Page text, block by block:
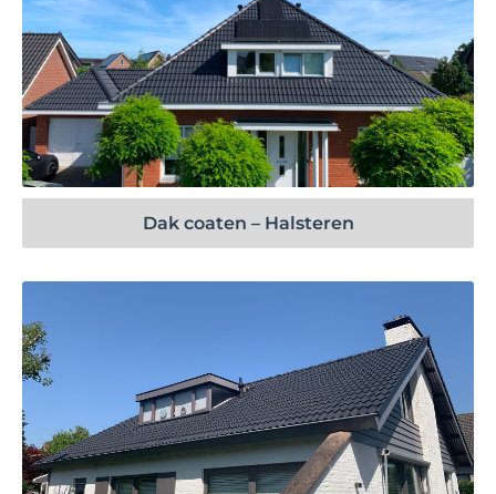
Bekijk project
Dak coaten – Halsteren
Bekijk project